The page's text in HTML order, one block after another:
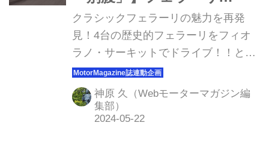
365GTB4デイトナがご褒
美！？フィオラノで満喫す
る特別なドライビングプロ
グラム
クラシックフェラーリの魅力を再発
見！4台の歴史的フェラーリをフィオ
ラノ・サーキットでドライブ！！とい
う夢のようなプログラムを体験してき
たのは、自動車評論家の西川 淳氏。
「コルソ・ピロタ・クラシケ」のメイ
ンイベントは、あのV12マシンだっ
神原 久（Webモーターマガジン編
集部）